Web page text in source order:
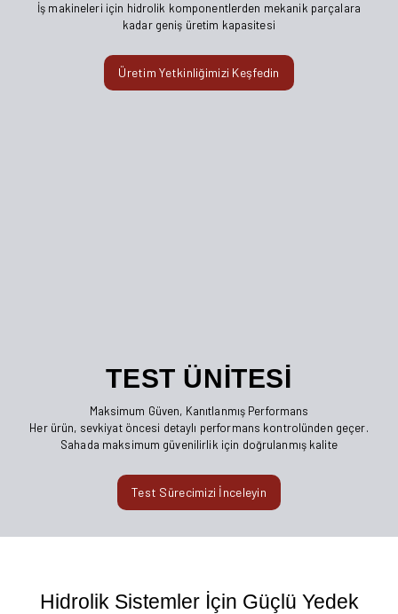
İş makineleri için hidrolik komponentlerden mekanik parçalara
kadar geniş üretim kapasitesi
Üretim Yetkinliğimizi Keşfedin
TEST ÜNİTESİ
Maksimum Güven, Kanıtlanmış Performans
Her ürün, sevkiyat öncesi detaylı performans kontrolünden geçer.
Sahada maksimum güvenilirlik için doğrulanmış kalite
Test Sürecimizi İnceleyin
Hidrolik Sistemler İçin Güçlü Yedek